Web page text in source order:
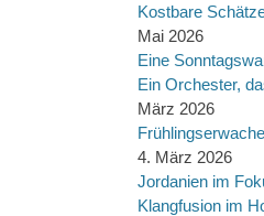
Kostbare
Mai 2026
Eine
Ein Orchester,
März 2026
4. März 2026
Jordanien im
Klangfusion im